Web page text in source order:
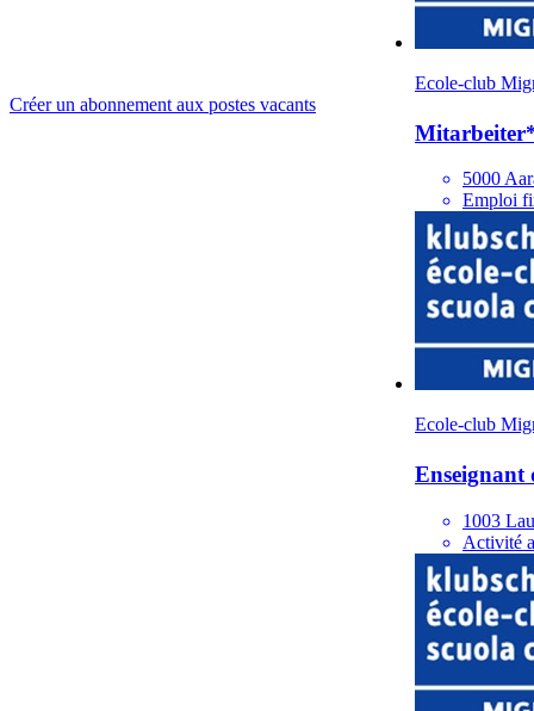
Créer un abonnement aux postes vacants
Ecole-club
5000
Emploi
Ecole-club
Enseignant
1003
Activité